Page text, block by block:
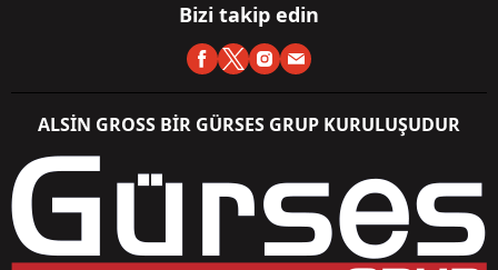
Bizi takip edin
ALSİN GROSS BİR GÜRSES GRUP KURULUŞUDUR